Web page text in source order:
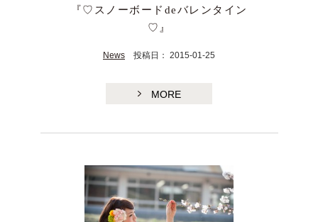
『♡スノーボードdeバレンタイン
♡』
News 投稿日： 2015-01-25
MORE